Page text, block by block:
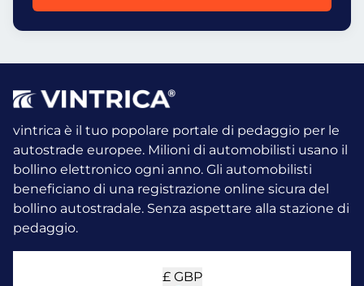
vintrica è il tuo popolare portale di pedaggio per le
autostrade europee. Milioni di automobilisti usano il
bollino elettronico ogni anno. Gli automobilisti
beneficiano di una registrazione online sicura del
bollino autostradale. Senza aspettare alla stazione di
pedaggio.
£ GBP